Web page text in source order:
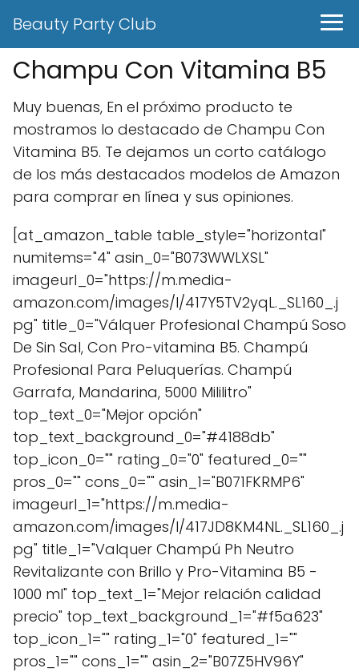
Beauty Party Club
Champu Con Vitamina B5
Muy buenas, En el próximo producto te
mostramos lo destacado de Champu Con
Vitamina B5. Te dejamos un corto catálogo
de los más destacados modelos de Amazon
para comprar en línea y sus opiniones.
[at_amazon_table table_style="horizontal"
numitems="4" asin_0="B073WWLXSL"
imageurl_0="https://m.media-
amazon.com/images/I/417Y5TV2yqL._SL160_.j
pg" title_0="Válquer Profesional Champú Soso
De Sin Sal, Con Pro-vitamina B5. Champú
Profesional Para Peluquerías. Champú
Garrafa, Mandarina, 5000 Mililitro"
top_text_0="Mejor opción"
top_text_background_0="#4188db"
top_icon_0="" rating_0="0" featured_0=""
pros_0="" cons_0="" asin_1="B071FKRMP6"
imageurl_1="https://m.media-
amazon.com/images/I/417JD8KM4NL._SL160_.j
pg" title_1="Valquer Champú Ph Neutro
Revitalizante con Brillo y Pro-Vitamina B5 -
1000 ml" top_text_1="Mejor relación calidad
precio" top_text_background_1="#f5a623"
top_icon_1="" rating_1="0" featured_1=""
pros_1="" cons_1="" asin_2="B07Z5HV96Y"